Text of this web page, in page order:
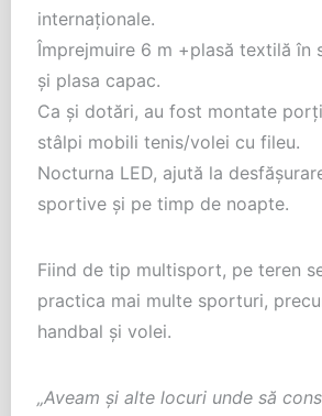
internaționale.
Împrejmuire 6 m +plasă textilă în
și plasa capac.
Ca și dotări, au fost montate
stâlpi mobili tenis/volei cu fileu.
Nocturna LED, ajută la
sportive și pe timp de noapte.
Fiind de tip multisport, pe teren
practica mai multe sporturi,
handbal și volei.
„Aveam și alte locuri unde să